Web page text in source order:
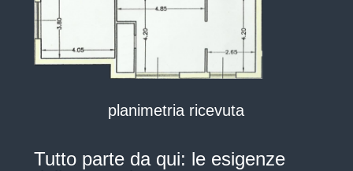
planimetria ricevuta
Tutto parte da qui: le esigenze